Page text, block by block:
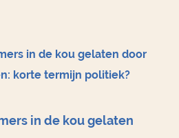
in de kou gelaten